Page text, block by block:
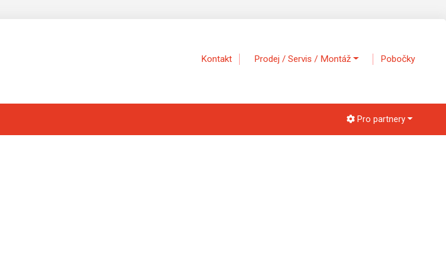
Kontakt Prodej / Servis / Montáž Pobočky
Pro partnery